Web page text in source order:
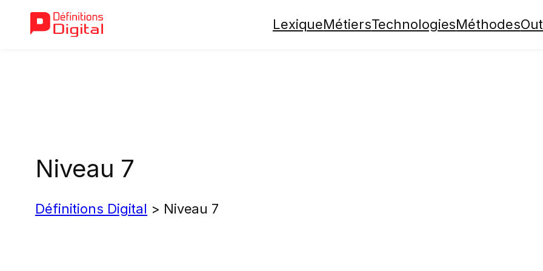
LexiqueMétiersTechnologiesMéthodes
Niveau 7
Définitions Digital > Niveau 7